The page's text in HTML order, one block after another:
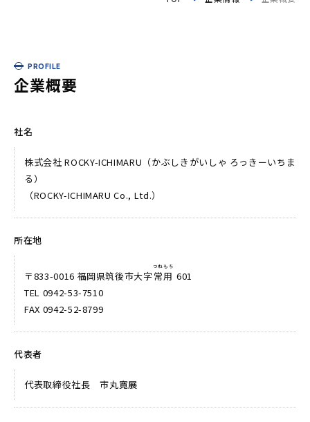
PROFILE
企業概要
社名
株式会社 ROCKY-ICHIMARU（かぶしきがいしゃ ろっきーいちま
る）
（ROCKY-ICHIMARU Co., Ltd.）
所在地
〒833-0016 福岡県筑後市大字常用
つねもち
601
TEL 0942-53-7510
FAX 0942-52-8799
代表者
代表取締役社長 市丸寛展